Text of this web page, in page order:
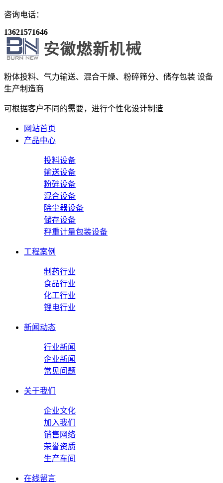
咨询电话：
13621571646
粉体投料、气力输送、混合干燥、粉碎筛分、储存包装 设备
生产制造商
可根据客户不同的需要，进行个性化设计制造
网站首页
产品中心
投料设备
输送设备
粉碎设备
混合设备
除尘器设备
储存设备
秤重计量包装设备
工程案例
制药行业
食品行业
化工行业
锂电行业
新闻动态
行业新闻
企业新闻
常见问题
关于我们
企业文化
加入我们
销售网络
荣誉资质
生产车间
在线留言